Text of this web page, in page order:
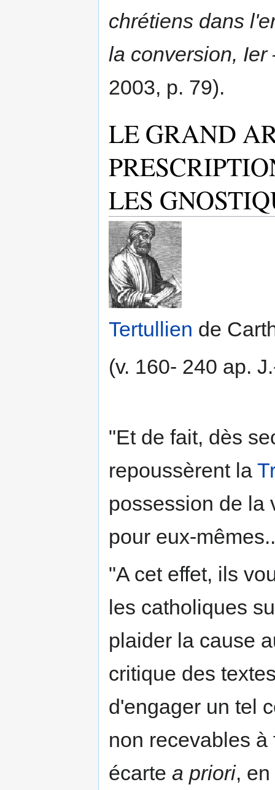
chrétiens dans
la conversion, Ier
2003, p. 79).
LE GRAND
LES
Tertullien de
(v. 160- 240 ap.
"Et de fait, dès
repoussèrent la
possession de la
pour eux-
"A cet effet, ils
les catholiques
plaider la cause
critique des
d'engager un tel
non recevables
écarte a priori,